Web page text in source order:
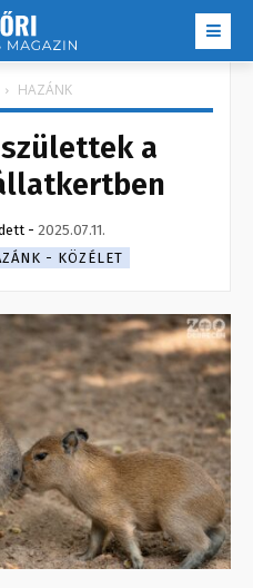
HAZÁNK
a
- 2025.07.11.
- KÖZÉLET